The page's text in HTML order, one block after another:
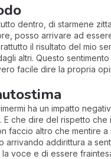
dentro, di starmene
posso arrivare ad
il risultato del mio
altri. Questo
facile dire la propria
ha un impatto
E che dire del rispetto
faccio altro che mentire
arrivando addirittura a
voce e di essere